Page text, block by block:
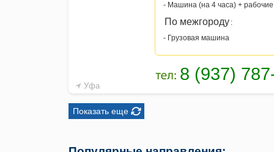
Уфа
- Машина (на 4 часа) + рабочие
По межгороду :
- Грузовая машина
Показать еще